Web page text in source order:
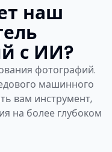
наш
с ИИ?
фотографий.
машинного
вам инструмент,
на более глубоком